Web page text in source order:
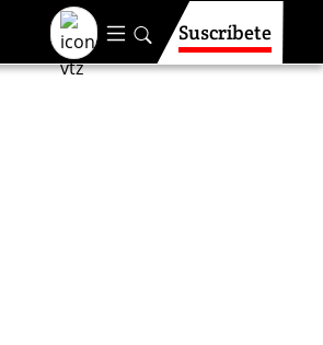
Suscríbete